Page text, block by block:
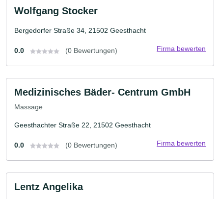
Wolfgang Stocker
Bergedorfer Straße 34, 21502 Geesthacht
0.0 (0 Bewertungen) Firma bewerten
Medizinisches Bäder- Centrum GmbH
Massage
Geesthachter Straße 22, 21502 Geesthacht
0.0 (0 Bewertungen) Firma bewerten
Lentz Angelika